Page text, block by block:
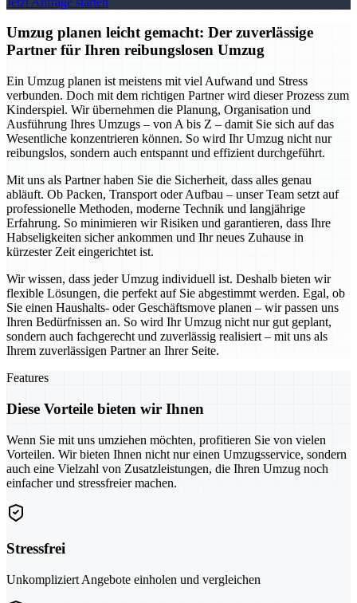
Umzug planen leicht gemacht: Der zuverlässige
Partner für Ihren reibungslosen Umzug
Ein Umzug planen ist meistens mit viel Aufwand und Stress
verbunden. Doch mit dem richtigen Partner wird dieser Prozess zum
Kinderspiel. Wir übernehmen die Planung, Organisation und
Ausführung Ihres Umzugs – von A bis Z – damit Sie sich auf das
Wesentliche konzentrieren können. So wird Ihr Umzug nicht nur
reibungslos, sondern auch entspannt und effizient durchgeführt.
Mit uns als Partner haben Sie die Sicherheit, dass alles genau
abläuft. Ob Packen, Transport oder Aufbau – unser Team setzt auf
professionelle Methoden, moderne Technik und langjährige
Erfahrung. So minimieren wir Risiken und garantieren, dass Ihre
Habseligkeiten sicher ankommen und Ihr neues Zuhause in
kürzester Zeit eingerichtet ist.
Wir wissen, dass jeder Umzug individuell ist. Deshalb bieten wir
flexible Lösungen, die perfekt auf Sie abgestimmt werden. Egal, ob
Sie einen Haushalts- oder Geschäftsmove planen – wir passen uns
Ihren Bedürfnissen an. So wird Ihr Umzug nicht nur gut geplant,
sondern auch fachgerecht und zuverlässig realisiert – mit uns als
Ihrem zuverlässigen Partner an Ihrer Seite.
Features
Diese Vorteile bieten wir Ihnen
Wenn Sie mit uns umziehen möchten, profitieren Sie von vielen
Vorteilen. Wir bieten Ihnen nicht nur einen Umzugsservice, sondern
auch eine Vielzahl von Zusatzleistungen, die Ihren Umzug noch
einfacher und stressfreier machen.
Stressfrei
Unkompliziert Angebote einholen und vergleichen